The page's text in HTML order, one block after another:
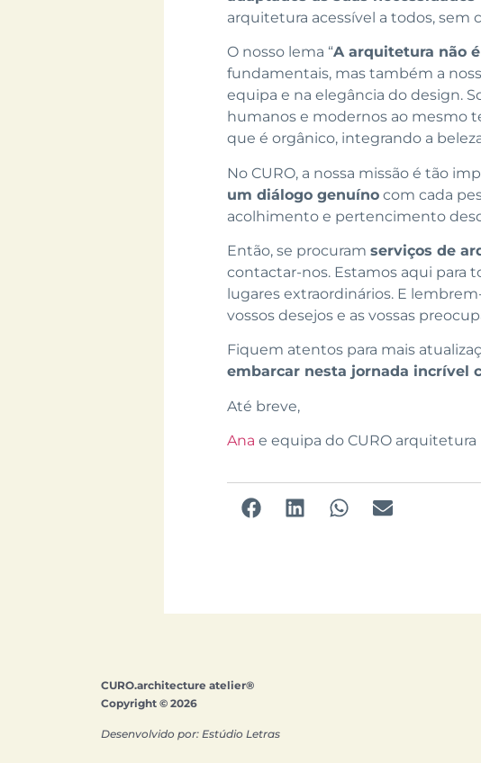
arquitetura acessível a todos,
O nosso lema “A arquitetura não
fundamentais, mas também a
equipa e na elegância do design.
humanos e modernos ao mesmo
que é orgânico, integrando a
No CURO, a nossa missão é tão
um diálogo genuíno com cada
acolhimento e pertencimento
Então, se procuram serviços de
contactar-nos. Estamos aqui para
lugares extraordinários. E
vossos desejos e as vossas
Fiquem atentos para mais
embarcar nesta jornada incrível
Até breve,
Ana e equipa do CURO arquitetura
CURO.architecture atelier®
Copyright © 2026
Desenvolvido por: Estúdio Letras